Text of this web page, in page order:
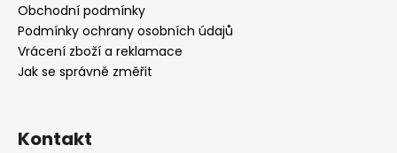
Obchodní podmínky
Podmínky ochrany osobních údajů
Vrácení zboží a reklamace
Jak se správně změřit
Kontakt